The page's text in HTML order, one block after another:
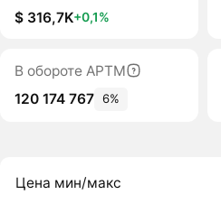
$ 316,7K+0,1%
В обороте APTM
120 174 767 6%
Цена мин/макс